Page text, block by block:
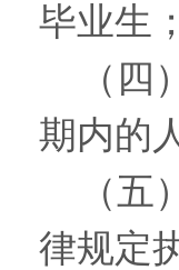
毕业生；
（
期内的
（
律规定